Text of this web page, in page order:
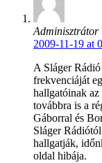
Adminisztrátor
2009-11-19 at
A Sláger
frekvenciáját
hallgatóinak
továbbra is a
Gáborral és
Sláger
hallgatják,
oldal hibája.